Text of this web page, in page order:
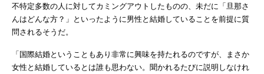
不特定多数の人に対してカミングアウトしたものの、未だに「旦那さ
んはどんな方？」といったように男性と結婚していることを前提に質
問されるそうだ。
「国際結婚ということもあり非常に興味を持たれるのですが、まさか
女性と結婚しているとは誰も思わない。聞かれるたびに説明しなけれ